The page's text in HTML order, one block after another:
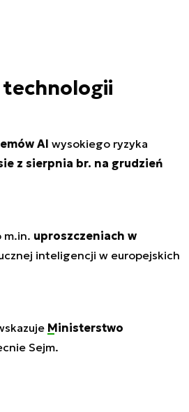
technologii
AI wysokiego ryzyka
z sierpnia br. na grudzień
m.in. uproszczeniach w
inteligencji w europejskich
Ministerstwo
Sejm.